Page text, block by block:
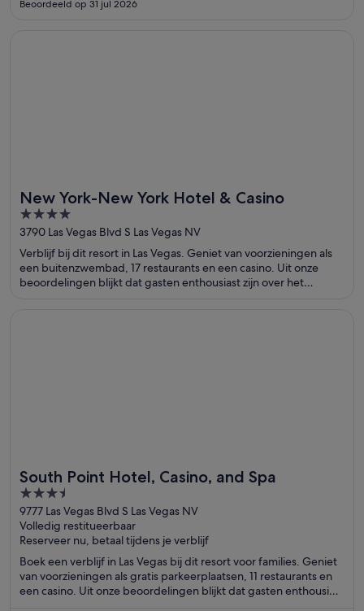
misten was complimentary water en koffie op de kamer.
Beoordeeld op 31 jul 2026
New York-New York Hotel & Casino
4
out
of
5
3790 Las Vegas Blvd S Las Vegas NV
Verblijf bij dit resort in Las Vegas. Geniet van voorzieningen als
een buitenzwembad, 17 restaurants en een casino. Uit onze
beoordelingen blijkt dat gasten enthousiast zijn over het
South Point Hotel, Casino, and Spa
3.5
out
of
5
9777 Las Vegas Blvd S Las Vegas NV
Volledig restitueerbaar
Reserveer nu, betaal tijdens je verblijf
Boek een verblijf in Las Vegas bij dit resort voor families. Geniet
van voorzieningen als gratis parkeerplaatsen, 11 restaurants en
een casino. Uit onze beoordelingen blijkt dat gasten enthousiast